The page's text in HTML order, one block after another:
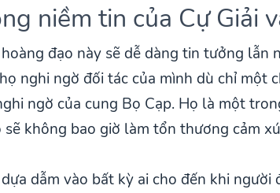
niềm tin của Cự Giải
đạo này sẽ dễ dàng tin tưởng lẫn
nghi ngờ đối tác của mình dù chỉ một
ngờ của cung Bọ Cạp. Họ là một
không bao giờ làm tổn thương cảm
dẫm vào bất kỳ ai cho đến khi